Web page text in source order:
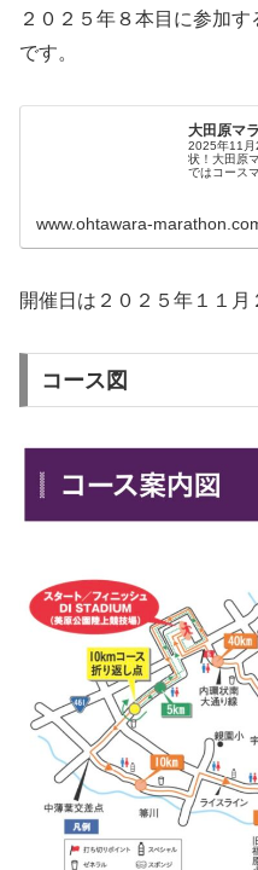
２０２５年８本目に参加す
です。
大田原マ
2025年11月
状！大田原
ではコース
www.ohtawara-
開催日は２０２５年１１月
コース図